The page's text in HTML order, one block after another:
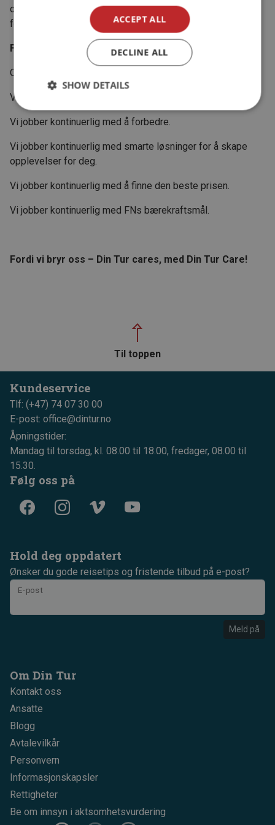
og søker hele tiden å gjøre en forskjell, der vi kan gjøre en
forskjell.
Fordi vi bryr oss!
Og det er vårt løfte til deg.
Vi bryr oss!
Vi jobber kontinuerlig med å forbedre.
Vi jobber kontinuerlig med smarte løsninger for å skape
opplevelser for deg.
Vi jobber kontinuerlig med å finne den beste prisen.
Vi jobber kontinuerlig med FNs bærekraftsmål.
Fordi vi bryr oss – Din Tur cares, med Din Tur Care!
Til toppen
Kundeservice
Tlf: (+47) 74 07 30 00
E-post: office@dintur.no
Åpningstider:
Mandag til torsdag, kl. 08.00 til 18.00, fredager, 08.00 til
15.30.
Følg oss på
Hold deg oppdatert
Ønsker du gode reisetips og fristende tilbud på e-post?
E-post
Meld på
Om Din Tur
Kontakt oss
Ansatte
Blogg
Avtalevilkår
Personvern
Informasjonskapsler
Rettigheter
Be om innsyn i aktsomhetsvurdering
ACCEPT ALL
DECLINE ALL
SHOW DETAILS